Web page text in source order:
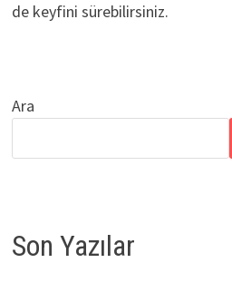
de keyfini sürebilirsiniz.
Ara
Son Yazılar